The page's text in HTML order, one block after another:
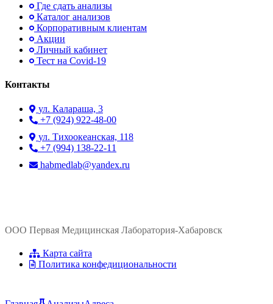
Где сдать анализы
Каталог анализов
Корпоративным клиентам
Акции
Личный кабинет
Тест на Covid-19
Контакты
ул. ​Калараша, 3
+7 (924) 922-48-00
ул. ​Тихоокеанская, 118
+7 (994) 138-22-11
habmedlab@yandex.ru
ООО Первая Медицинская Лаборатория-Хабаровск
Карта сайта
Политика конфедициональности